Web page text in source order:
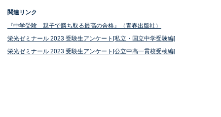
関連リンク
『中学受験 親子で勝ち取る最高の合格』（青春出版社）
栄光ゼミナール 2023 受験生アンケート[私立・国立中学受験編]
栄光ゼミナール 2023 受験生アンケート[公立中高一貫校受検編]